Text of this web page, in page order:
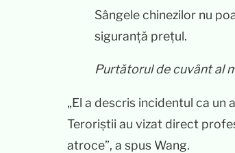
Sângele chinezilor nu
siguranță prețul.
Purtătorul de cuvânt al
„El a descris incidentul ca
Teroriștii au vizat direct
atroce”, a spus Wang.